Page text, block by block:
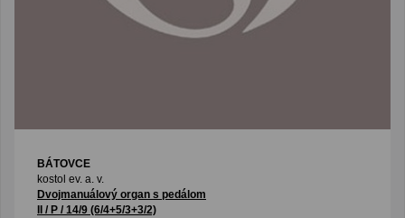
BÁTOVCE
kostol ev. a. v.
Dvojmanuálový organ s pedálom
II / P / 14/9 (6/4+5/3+3/2)